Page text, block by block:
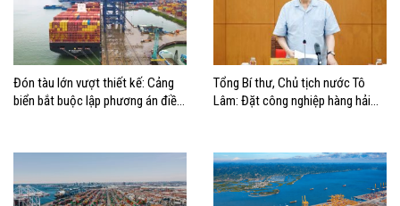
Đón tàu lớn vượt thiết kế: Cảng
biển bắt buộc lập phương án điều
Tổng Bí thư, Chủ tịch nước Tô
Lâm: Đặt công nghiệp hàng hải
biển mạnh